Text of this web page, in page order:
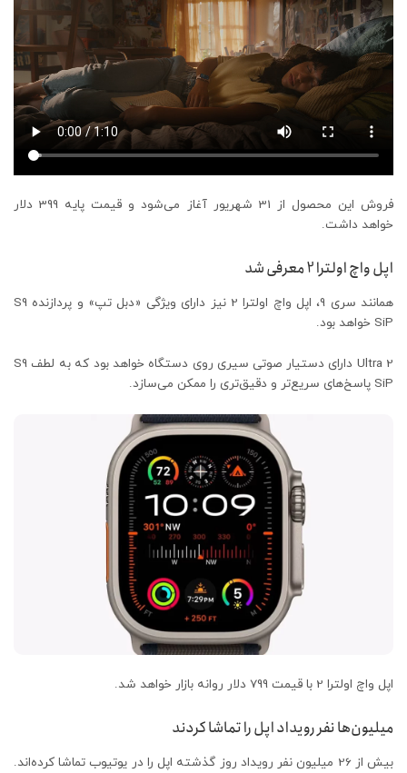
فروش این محصول از 31 شهریور آغاز می‌شود و قیمت پایه 399 دلار
خواهد داشت.
اپل واچ اولترا 2 معرفی شد
همانند سری 9، اپل واچ اولترا 2 نیز دارای ویژگی «دبل تپ» و پردازنده S9
SiP خواهد بود.
Ultra 2 دارای دستیار صوتی سیری روی دستگاه خواهد بود که به لطف S9
SiP پاسخ‌های سریع‌تر و دقیق‌تری را ممکن می‌سازد.
اپل واچ اولترا 2 با قیمت 799 دلار روانه بازار خواهد شد.
میلیون‌ها نفر رویداد اپل را تماشا کردند
بیش از 26 میلیون نفر رویداد روز گذشته اپل را در یوتیوب تماشا کرده‌اند.